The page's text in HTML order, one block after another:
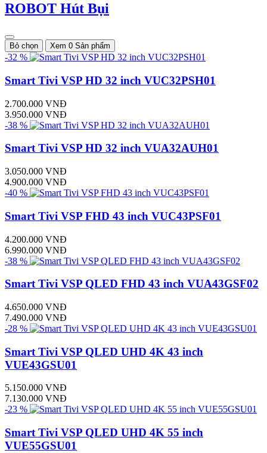
ROBOT Hút Bụi
Bỏ chọn Xem 0 Sản phẩm
-32 %
Smart Tivi VSP HD 32 inch VUC32PSH01
2.700.000 VNĐ
3.950.000 VNĐ
-38 %
Smart Tivi VSP HD 32 inch VUA32AUH01
3.050.000 VNĐ
4.900.000 VNĐ
-40 %
Smart Tivi VSP FHD 43 inch VUC43PSF01
4.200.000 VNĐ
6.990.000 VNĐ
-38 %
Smart Tivi VSP QLED FHD 43 inch VUA43GSF02
4.650.000 VNĐ
7.490.000 VNĐ
-28 %
Smart Tivi VSP QLED UHD 4K 43 inch
VUE43GSU01
5.150.000 VNĐ
7.130.000 VNĐ
-23 %
Smart Tivi VSP QLED UHD 4K 55 inch
VUE55GSU01